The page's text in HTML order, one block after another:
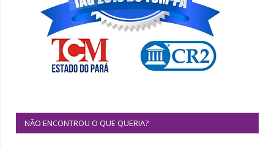
NÃO ENCONTROU O QUE QUERIA?